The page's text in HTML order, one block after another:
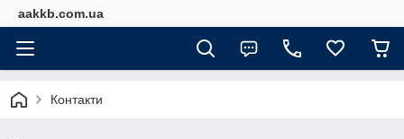
aakkb.com.ua
Контакти